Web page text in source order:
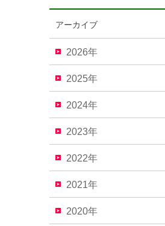
アーカイブ
2026年
2025年
2024年
2023年
2022年
2021年
2020年